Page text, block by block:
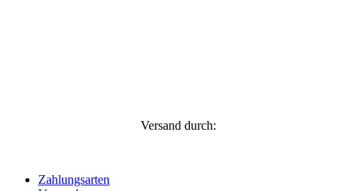
Versand durch:
Zahlungsarten